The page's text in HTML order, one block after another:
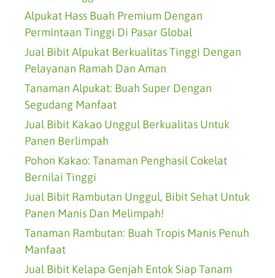
Alpukat Hass Buah Premium Dengan
Permintaan Tinggi Di Pasar Global
Jual Bibit Alpukat Berkualitas Tinggi Dengan
Pelayanan Ramah Dan Aman
Tanaman Alpukat: Buah Super Dengan
Segudang Manfaat
Jual Bibit Kakao Unggul Berkualitas Untuk
Panen Berlimpah
Pohon Kakao: Tanaman Penghasil Cokelat
Bernilai Tinggi
Jual Bibit Rambutan Unggul, Bibit Sehat Untuk
Panen Manis Dan Melimpah!
Tanaman Rambutan: Buah Tropis Manis Penuh
Manfaat
Jual Bibit Kelapa Genjah Entok Siap Tanam